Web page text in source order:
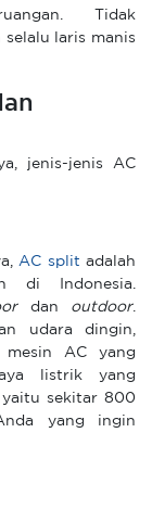
Tidak
selalu laris manis
jenis-jenis AC
AC split adalah
di Indonesia.
dan outdoor.
udara dingin,
mesin AC yang
listrik yang
sekitar 800
yang ingin